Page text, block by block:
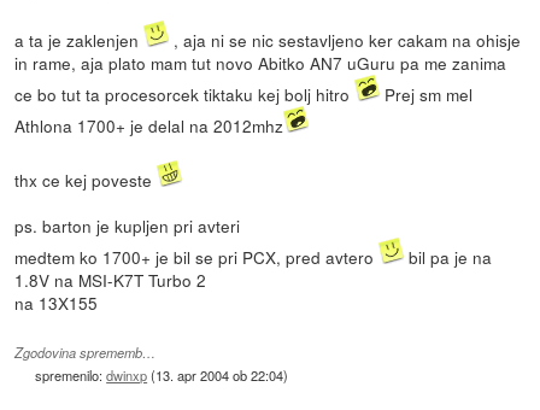
a ta je zaklenjen
, aja ni se nic sestavljeno ker cakam na ohisje
in rame, aja plato mam tut novo Abitko AN7 uGuru pa me zanima
ce bo tut ta procesorcek tiktaku kej bolj hitro
Prej sm mel
Athlona 1700+ je delal na 2012mhz
thx ce kej poveste
ps. barton je kupljen pri avteri
medtem ko 1700+ je bil se pri PCX, pred avtero
bil pa je na
1.8V na MSI-K7T Turbo 2
na 13X155
Zgodovina sprememb…
spremenilo:dwinxp(13. apr 2004 ob 22:04)